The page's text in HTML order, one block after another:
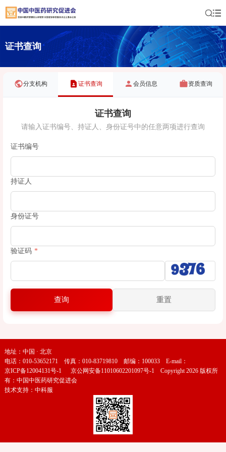
证书查询
分支机构 证书查询 会员信息 资质查询
证书查询
请输入证书编号、持证人、身份证号中的任意两项进行查询
证书编号
持证人
身份证号
验证码 *
查询 重置
地址：中国 · 北京
电话：010-53652171 传真：010-83719810 邮编：100033 E-mail：
京ICP备12004131号-1
京公网安备11010602201097号-1 Copyright 2026 版权所
有：中国中医药研究促进会
技术支持： 中科服